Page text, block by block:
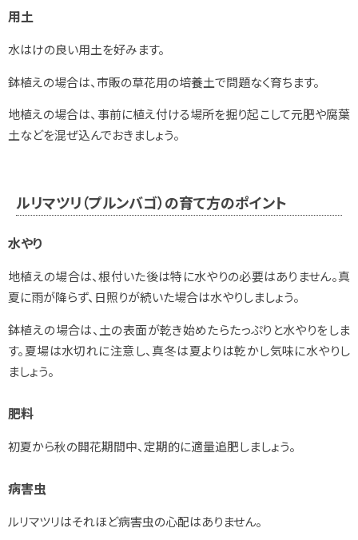
用土
水はけの良い用土を好みます。
鉢植えの場合は、市販の草花用の培養土で問題なく育ちます。
地植えの場合は、事前に植え付ける場所を掘り起こして元肥や腐葉
土などを混ぜ込んでおきましょう。
ルリマツリ（プルンバゴ）の育て方のポイント
水やり
地植えの場合は、根付いた後は特に水やりの必要はありません。真
夏に雨が降らず、日照りが続いた場合は水やりしましょう。
鉢植えの場合は、土の表面が乾き始めたらたっぷりと水やりをしま
す。夏場は水切れに注意し、真冬は夏よりは乾かし気味に水やりし
ましょう。
肥料
初夏から秋の開花期間中、定期的に適量追肥しましょう。
病害虫
ルリマツリはそれほど病害虫の心配はありません。